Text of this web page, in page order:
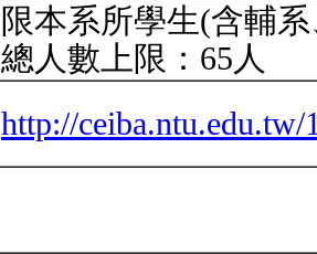
限本系所學生(含輔
總人數上限：65人
http://ceiba.ntu.edu.tw/